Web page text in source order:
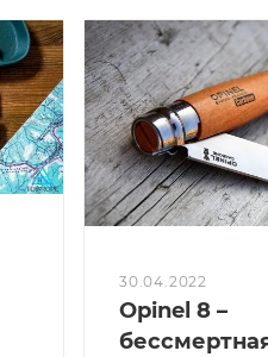
30.04.2022
Opinel 8 –